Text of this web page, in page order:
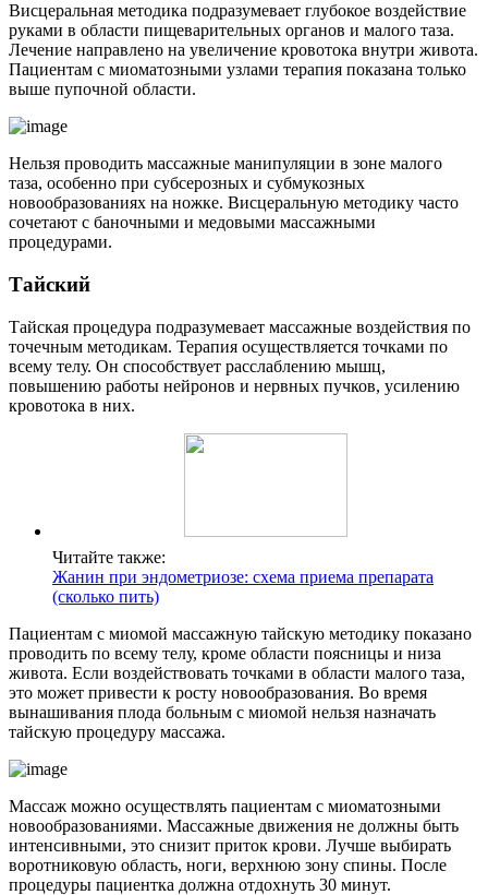
Висцеральная методика подразумевает глубокое воздействие
руками в области пищеварительных органов и малого таза.
Лечение направлено на увеличение кровотока внутри живота.
Пациентам с миоматозными узлами терапия показана только
выше пупочной области.
Нельзя проводить массажные манипуляции в зоне малого
таза, особенно при субсерозных и субмукозных
новообразованиях на ножке. Висцеральную методику часто
сочетают с баночными и медовыми массажными
процедурами.
Тайский
Тайская процедура подразумевает массажные воздействия по
точечным методикам. Терапия осуществляется точками по
всему телу. Он способствует расслаблению мышц,
повышению работы нейронов и нервных пучков, усилению
кровотока в них.
Читайте также:
Жанин при эндометриозе: схема приема препарата
(сколько пить)
Пациентам с миомой массажную тайскую методику показано
проводить по всему телу, кроме области поясницы и низа
живота. Если воздействовать точками в области малого таза,
это может привести к росту новообразования. Во время
вынашивания плода больным с миомой нельзя назначать
тайскую процедуру массажа.
Массаж можно осуществлять пациентам с миоматозными
новообразованиями. Массажные движения не должны быть
интенсивными, это снизит приток крови. Лучше выбирать
воротниковую область, ноги, верхнюю зону спины. После
процедуры пациентка должна отдохнуть 30 минут.